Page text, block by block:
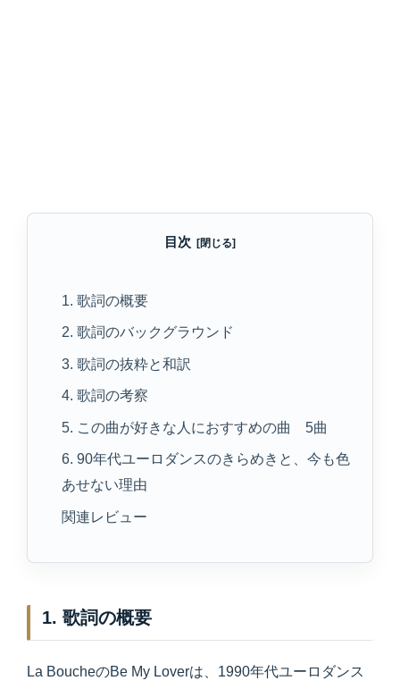
目次
1. 歌詞の概要
2. 歌詞のバックグラウンド
3. 歌詞の抜粋と和訳
4. 歌詞の考察
5. この曲が好きな人におすすめの曲 5曲
6. 90年代ユーロダンスのきらめきと、今も色
あせない理由
関連レビュー
1. 歌詞の概要
La BoucheのBe My Loverは、1990年代ユーロダンス